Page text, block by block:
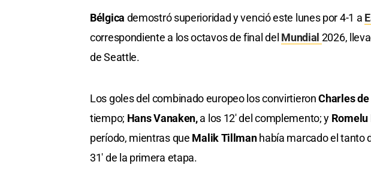
Bélgica demostró superioridad y venció este lunes por 4-1 a
correspondiente a los octavos de final del Mundial 2026,
de Seattle.
Los goles del combinado europeo los convirtieronCharles
tiempo; Hans Vanaken,a los 12' del complemento; y
período, mientras que Malik Tillmanhabía marcado el tanto
31' de la primera etapa.